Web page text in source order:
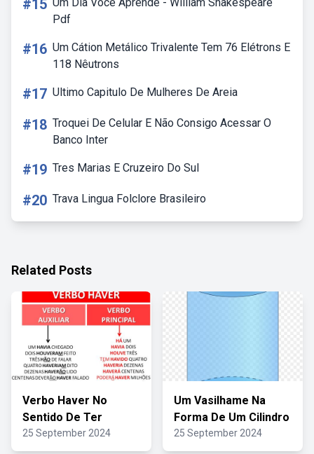
#15
Pdf
#16 Um Cátion Metálico Trivalente Tem 76 Elétrons E
118 Nêutrons
#17 Ultimo Capitulo De Mulheres De Areia
#18 Troquei De Celular E Não Consigo Acessar O
Banco Inter
#19 Tres Marias E Cruzeiro Do Sul
#20 Trava Lingua Folclore Brasileiro
Related Posts
Verbo Haver No
Sentido De Ter
25 September 2024
Um Vasilhame Na
Forma De Um Cilindro
25 September 2024